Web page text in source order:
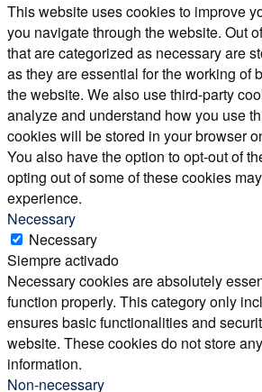
This website uses cookies to improve
you navigate through the website. Out
that are categorized as necessary are
as they are essential for the working of
the website. We also use third-party
analyze and understand how you use
cookies will be stored in your browser
You also have the option to opt-out of
opting out of some of these cookies
experience.
Necessary
Necessary
Siempre activado
Necessary cookies are absolutely
function properly. This category only
ensures basic functionalities and
website. These cookies do not store
information.
Non-necessary